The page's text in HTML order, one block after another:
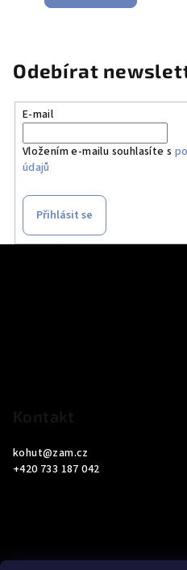
Odebírat
E-mail
Vložením e-mailu souhlasíte s
údajů
Přihlásit se
kohut@zam.cz
+420 733 187 042